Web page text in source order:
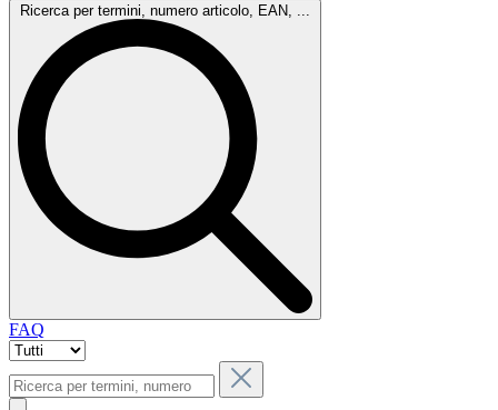
Ricerca per termini, numero articolo, EAN, ...
FAQ